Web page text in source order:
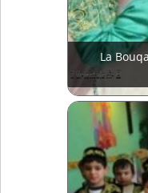
La